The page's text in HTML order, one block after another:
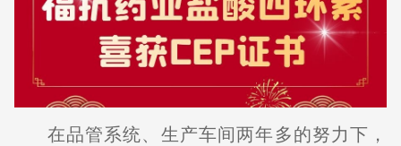
在品管系统、生产车间两年多的努力下，